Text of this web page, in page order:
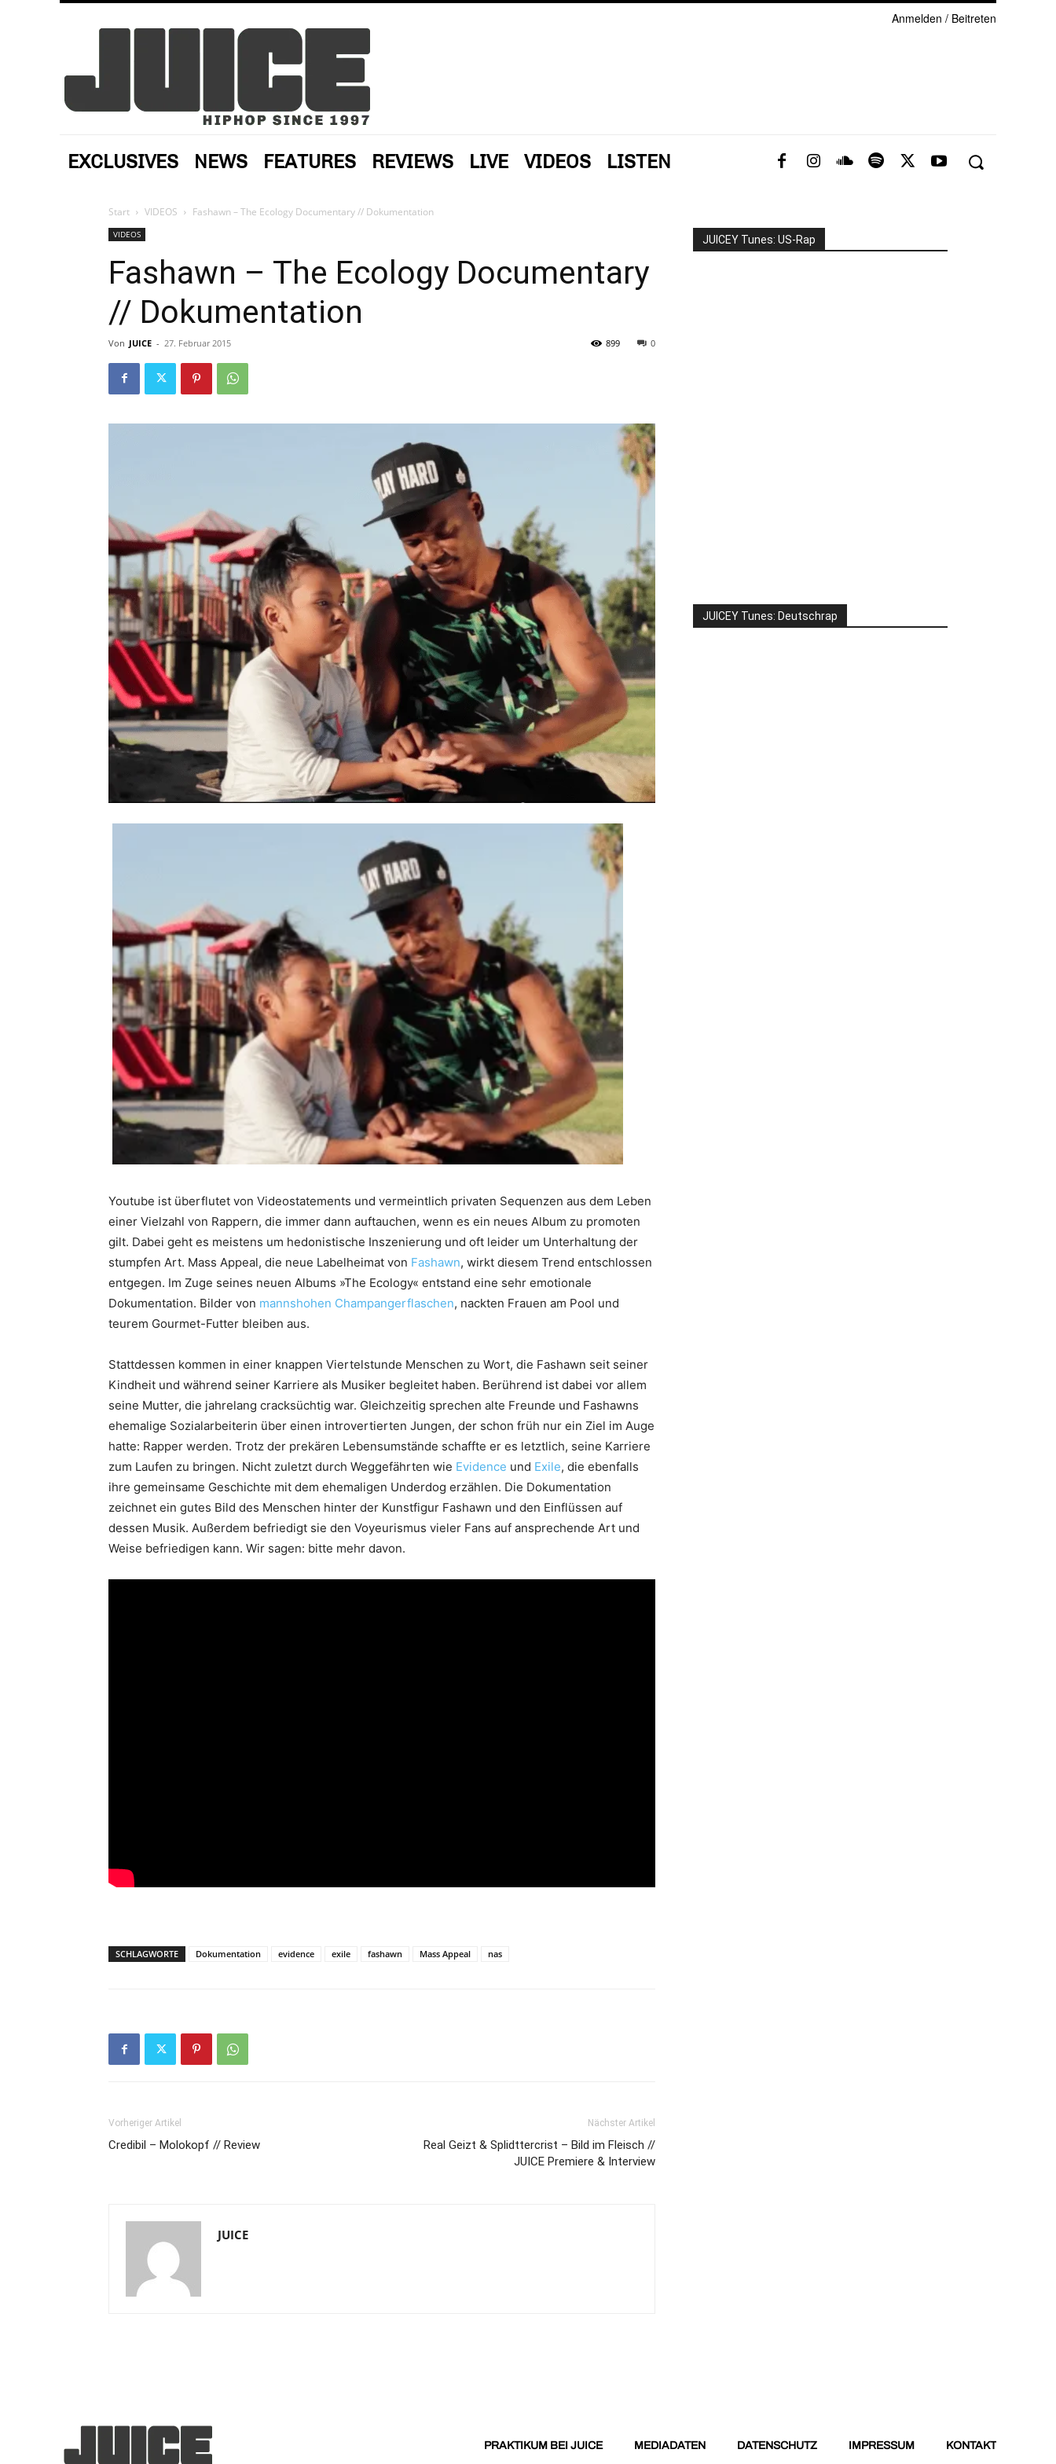
Anmelden / Beitreten
EXCLUSIVES NEWS FEATURES REVIEWS LIVE VIDEOS LISTEN
Start VIDEOS Fashawn – The Ecology Documentary // Dokumentation
VIDEOS
Fashawn – The Ecology Documentary
// Dokumentation
Von JUICE - 27. Februar 2015 0
899
Youtube ist überflutet von Videostatements und vermeintlich privaten Sequenzen aus dem Leben
einer Vielzahl von Rappern, die immer dann auftauchen, wenn es ein neues Album zu promoten
gilt. Dabei geht es meistens um hedonistische Inszenierung und oft leider um Unterhaltung der
stumpfen Art. Mass Appeal, die neue Labelheimat von Fashawn, wirkt diesem Trend entschlossen
entgegen. Im Zuge seines neuen Albums »The Ecology« entstand eine sehr emotionale
Dokumentation. Bilder von mannshohen Champangerflaschen, nackten Frauen am Pool und
teurem Gourmet-Futter bleiben aus.
Stattdessen kommen in einer knappen Viertelstunde Menschen zu Wort, die Fashawn seit seiner
Kindheit und während seiner Karriere als Musiker begleitet haben. Berührend ist dabei vor allem
seine Mutter, die jahrelang cracksüchtig war. Gleichzeitig sprechen alte Freunde und Fashawns
ehemalige Sozialarbeiterin über einen introvertierten Jungen, der schon früh nur ein Ziel im Auge
hatte: Rapper werden. Trotz der prekären Lebensumstände schaffte er es letztlich, seine Karriere
zum Laufen zu bringen. Nicht zuletzt durch Weggefährten wie Evidence und Exile, die ebenfalls
ihre gemeinsame Geschichte mit dem ehemaligen Underdog erzählen. Die Dokumentation
zeichnet ein gutes Bild des Menschen hinter der Kunstfigur Fashawn und den Einflüssen auf
dessen Musik. Außerdem befriedigt sie den Voyeurismus vieler Fans auf ansprechende Art und
Weise befriedigen kann. Wir sagen: bitte mehr davon.
SCHLAGWORTE Dokumentation evidence exile fashawn Mass Appeal nas
Vorheriger Artikel
Credibil – Molokopf // Review
Nächster Artikel
Real Geizt & Splidttercrist – Bild im Fleisch //
JUICE Premiere & Interview
JUICE
JUICEY Tunes: US-Rap
JUICEY Tunes: Deutschrap
PRAKTIKUM BEI JUICE MEDIADATEN DATENSCHUTZ IMPRESSUM KONTAKT